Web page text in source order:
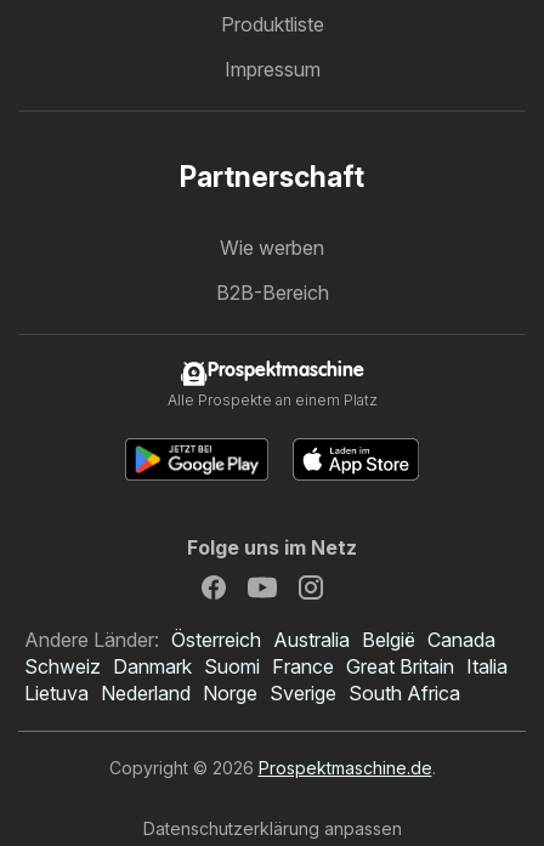
Produktliste
Impressum
Partnerschaft
Wie werben
B2B-Bereich
Prospektmaschine
Alle Prospekte an einem Platz
Folge uns im Netz
Andere Länder: Österreich Australia België Canada
Schweiz Danmark Suomi France Great Britain Italia
Lietuva Nederland Norge Sverige South Africa
Copyright © 2026 Prospektmaschine.de.
Datenschutzerklärung anpassen